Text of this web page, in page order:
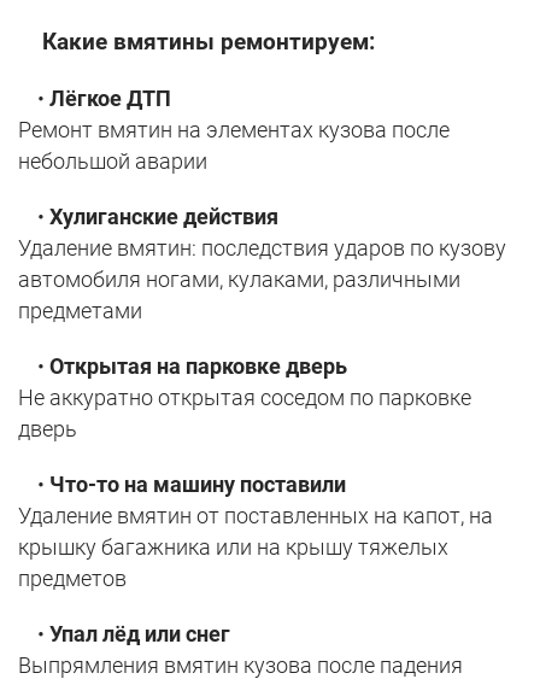
Какие вмятины ремонтируем:
• Лёгкое ДТП
Ремонт вмятин на элементах кузова после
небольшой аварии
• Хулиганские действия
Удаление вмятин: последствия ударов по кузову
автомобиля ногами, кулаками, различными
предметами
• Открытая на парковке дверь
Не аккуратно открытая соседом по парковке
дверь
• Что-то на машину поставили
Удаление вмятин от поставленных на капот, на
крышку багажника или на крышу тяжелых
предметов
• Упал лёд или снег
Выпрямления вмятин кузова после падения